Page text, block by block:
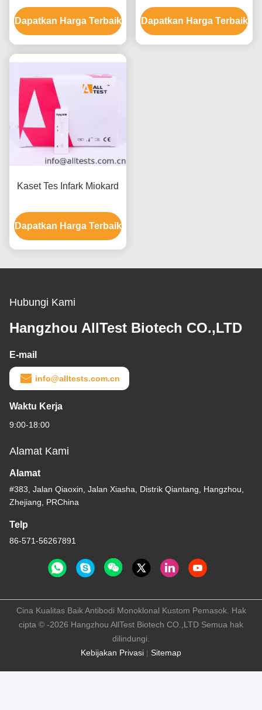
(cTnI) Tes Cepat Untuk
Sindrom Koroner Akut
Dengan CE
Dapatkan Harga Terbaik
Cepat Dan Andal Untuk
Sensitivitas Tinggi
Dapatkan Harga Terbaik
Kaset Tes Infark Miokard
Dapatkan Harga Terbaik
Hubungi Kami
Hangzhou AllTest Biotech CO.,LTD
E-mail
info@alltests.com.cn
Waktu Kerja
9:00-18:00
Alamat Kami
Alamat
#383, Jalan Qiaoxin, Jalan Xiasha, Distrik Qiantang, Hangzhou,
Zhejiang, PRChina
Telp
86-571-56267891
Kebijakan Privasi | Sitemap
Cina Kualitas Baik Antibodi Monoklonal Kustom Pemasok. Hak
cipta © -2026 Hangzhou AllTest Biotech CO.,LTD Semua hak
dilindungi.